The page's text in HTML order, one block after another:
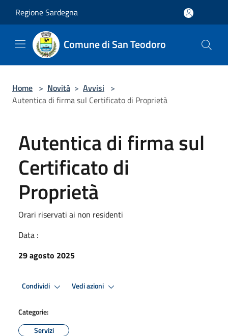
Regione Sardegna
Comune di San Teodoro
Home > Novità > Avvisi >
Autentica di firma sul Certificato di Proprietà
Autentica di firma sul
Certificato di
Proprietà
Orari riservati ai non residenti
Data :
29 agosto 2025
Condividi Vedi azioni
Categorie:
Servizi